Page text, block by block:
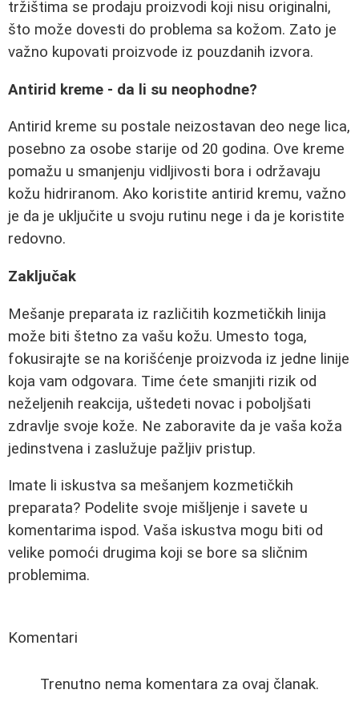
tržištima se prodaju proizvodi koji nisu originalni,
što može dovesti do problema sa kožom. Zato je
važno kupovati proizvode iz pouzdanih izvora.
Antirid kreme - da li su neophodne?
Antirid kreme su postale neizostavan deo nege lica,
posebno za osobe starije od 20 godina. Ove kreme
pomažu u smanjenju vidljivosti bora i održavaju
kožu hidriranom. Ako koristite antirid kremu, važno
je da je uključite u svoju rutinu nege i da je koristite
redovno.
Zaključak
Mešanje preparata iz različitih kozmetičkih linija
može biti štetno za vašu kožu. Umesto toga,
fokusirajte se na korišćenje proizvoda iz jedne linije
koja vam odgovara. Time ćete smanjiti rizik od
neželjenih reakcija, uštedeti novac i poboljšati
zdravlje svoje kože. Ne zaboravite da je vaša koža
jedinstvena i zaslužuje pažljiv pristup.
Imate li iskustva sa mešanjem kozmetičkih
preparata? Podelite svoje mišljenje i savete u
komentarima ispod. Vaša iskustva mogu biti od
velike pomoći drugima koji se bore sa sličnim
problemima.
Komentari
Trenutno nema komentara za ovaj članak.